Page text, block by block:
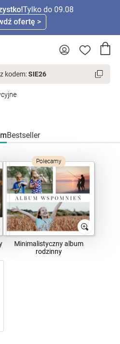
Tylko do 09.08
ofertę >
kodem:SIE26
Bestseller
Polecamy
Minimalistyczny album
rodzinny